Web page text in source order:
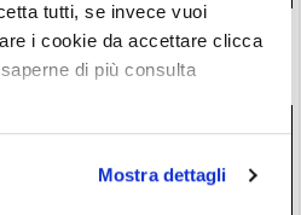
tutti, se invece vuoi
i cookie da accettare clicca
di più consulta
Mostra dettagli
sta funzionando? Tornerà a